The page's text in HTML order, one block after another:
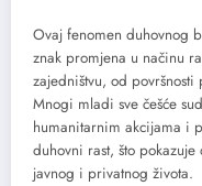
Ovaj fenomen duhovnog
znak promjena u načinu
zajedništvu, od površnosti
Mnogi mladi sve češće
humanitarnim akcijama i
duhovni rast, što
javnog i privatnog života.